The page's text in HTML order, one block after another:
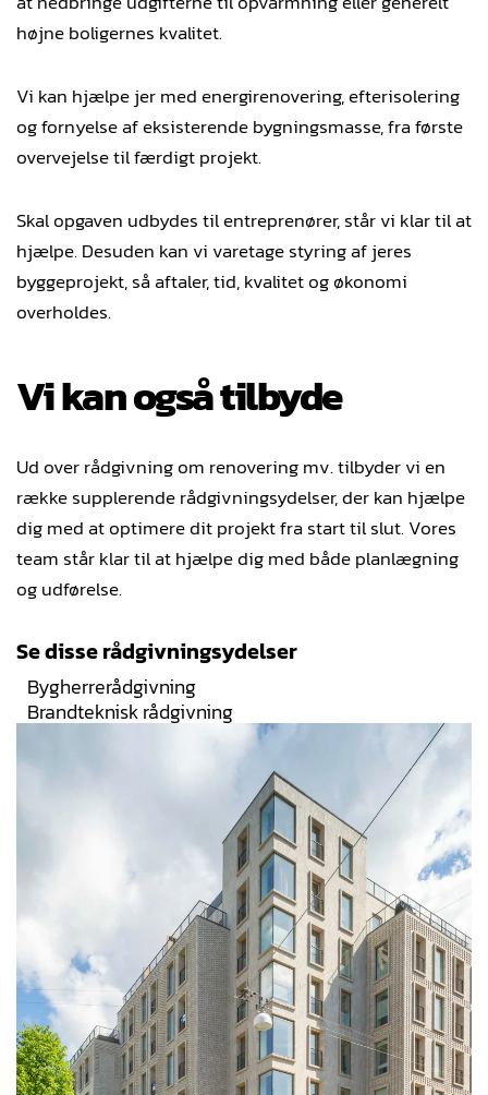
højne boligernes kvalitet.
Vi kan hjælpe jer med energirenovering, efterisolering
og fornyelse af eksisterende bygningsmasse, fra første
overvejelse til færdigt projekt.
Skal opgaven udbydes til entreprenører, står vi klar til at
hjælpe. Desuden kan vi varetage styring af jeres
byggeprojekt, så aftaler, tid, kvalitet og økonomi
overholdes.
Vi kan også tilbyde
Ud over rådgivning om renovering mv. tilbyder vi en
række supplerende rådgivningsydelser, der kan hjælpe
dig med at optimere dit projekt fra start til slut. Vores
team står klar til at hjælpe dig med både planlægning
og udførelse.
Se disse rådgivningsydelser
Bygherrerådgivning
Brandteknisk rådgivning